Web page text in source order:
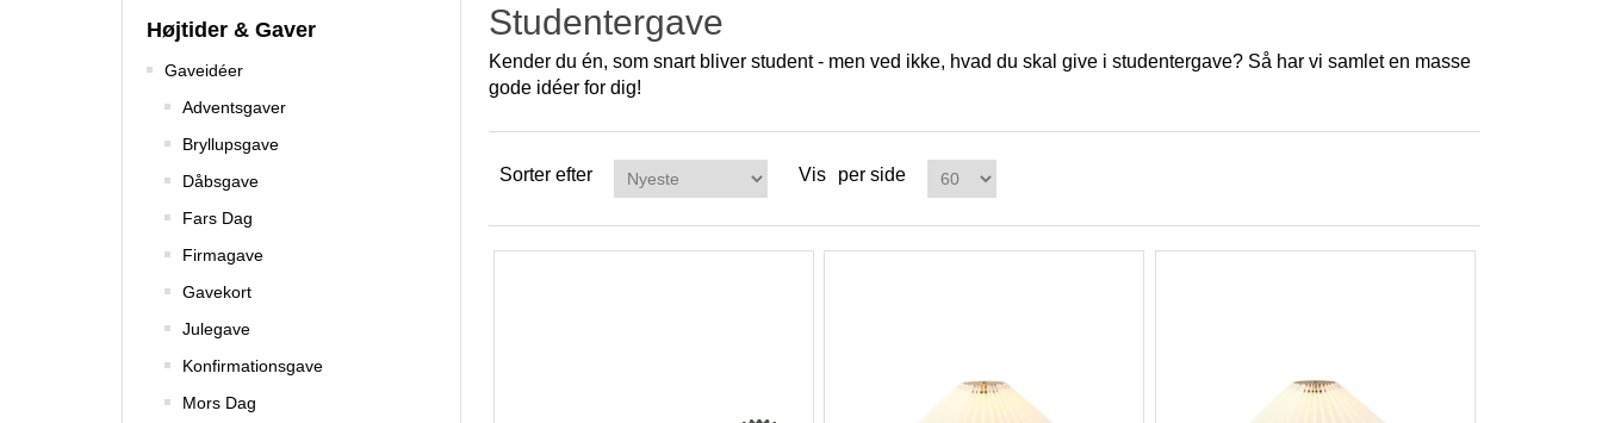
Højtider & Gaver
Gaveidéer
Adventsgaver
Bryllupsgave
Dåbsgave
Fars Dag
Firmagave
Gavekort
Julegave
Konfirmationsgave
Mors Dag
Studentergave
Kender du én, som snart bliver student - men ved ikke, hvad du skal give i studentergave? Så har vi samlet en masse
gode idéer for dig!
Sorter efter Vis per side